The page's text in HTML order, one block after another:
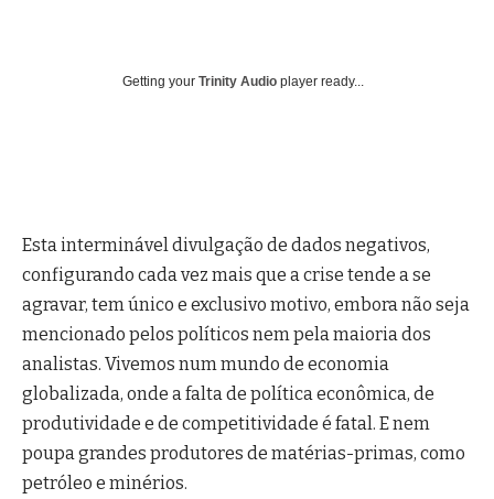
Getting your Trinity Audio player ready...
Esta interminável divulgação de dados negativos,
configurando cada vez mais que a crise tende a se
agravar, tem único e exclusivo motivo, embora não seja
mencionado pelos políticos nem pela maioria dos
analistas. Vivemos num mundo de economia
globalizada, onde a falta de política econômica, de
produtividade e de competitividade é fatal. E nem
poupa grandes produtores de matérias-primas, como
petróleo e minérios.